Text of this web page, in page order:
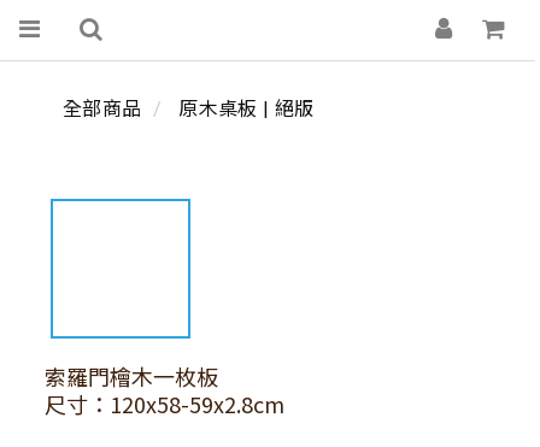
全部商品 原木桌板 | 絕版
索羅門檜木一枚板
尺寸：120x58-59x2.8cm